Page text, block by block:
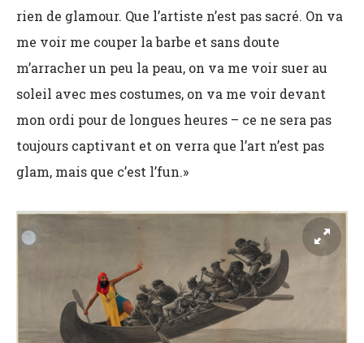
rien de glamour. Que l’artiste n’est pas sacré. On va
me voir me couper la barbe et sans doute
m’arracher un peu la peau, on va me voir suer au
soleil avec mes costumes, on va me voir devant
mon ordi pour de longues heures – ce ne sera pas
toujours captivant et on verra que l’art n’est pas
glam, mais que c’est l’fun.»